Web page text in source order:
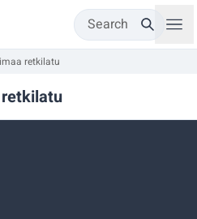
Search
retkilatu